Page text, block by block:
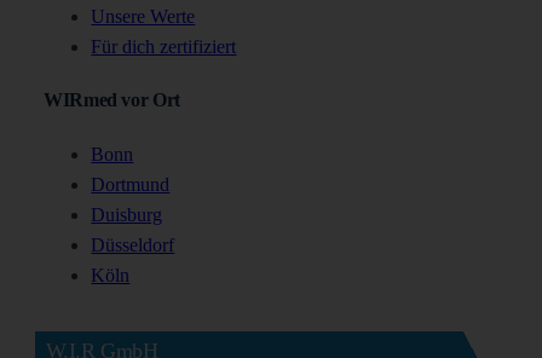
Unsere Werte
Für dich zertifiziert
WIRmed vor Ort
Bonn
Dortmund
Duisburg
Düsseldorf
Köln
W.I.R GmbH